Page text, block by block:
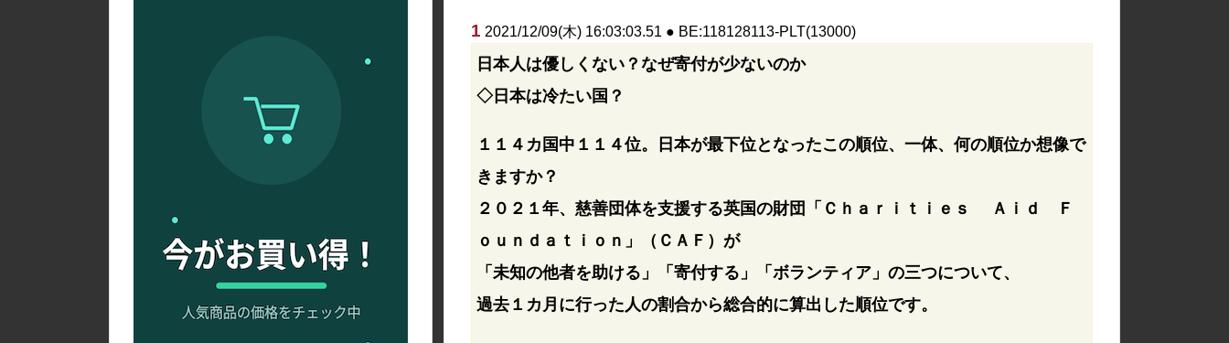
1 2021/12/09(木) 16:03:03.51 ● BE:118128113-PLT(13000)
日本人は優しくない？なぜ寄付が少ないのか
◇日本は冷たい国？
１１４カ国中１１４位。日本が最下位となったこの順位、一体、何の順位か想像で
きますか？
２０２１年、慈善団体を支援する英国の財団「Ｃｈａｒｉｔｉｅｓ Ａｉｄ Ｆ
ｏｕｎｄａｔｉｏｎ」（ＣＡＦ）が
「未知の他者を助ける」「寄付する」「ボランティア」の三つについて、
過去１カ月に行った人の割合から総合的に算出した順位です。